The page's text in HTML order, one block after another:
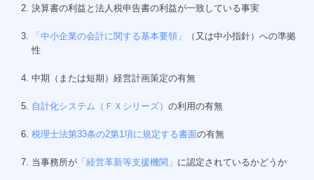
社会保険労務士サービス
個人の方の相続
セミナー案内
セミナーバックナンバー
決算書の利益と法人税申告書の利益が一致している事実
「中小企業の会計に関する基本要領」
（又は中小指針）への準拠
性
中期（または短期）経営計画策定の有無
自計化システム（ＦＸシリーズ） の利用の有無
税理士法第33条の2第1項に規定する書面の有無
当事務所が 「経営革新等支援機関」 に認定されているかどうか